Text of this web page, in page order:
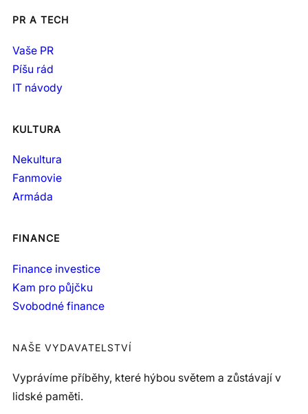
PR A TECH
Vaše PR
Píšu rád
IT návody
KULTURA
Nekultura
Fanmovie
Armáda
FINANCE
Finance investice
Kam pro půjčku
Svobodné finance
NAŠE VYDAVATELSTVÍ
Vyprávíme příběhy, které hýbou světem a zůstávají v
lidské paměti.